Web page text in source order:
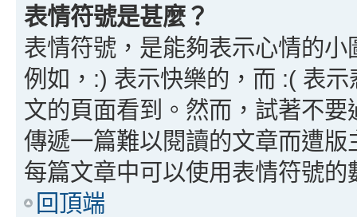
表情符號是甚麼？
表情符號，是能夠表示心情的
例如，:) 表示快樂的，而 :( 表
文的頁面看到。然而，試著不
傳遞一篇難以閱讀的文章而遭
每篇文章中可以使用表情符號的
回頂端